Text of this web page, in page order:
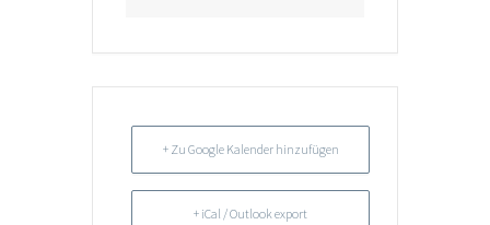
+ Zu Google Kalender hinzufügen
+ iCal / Outlook export